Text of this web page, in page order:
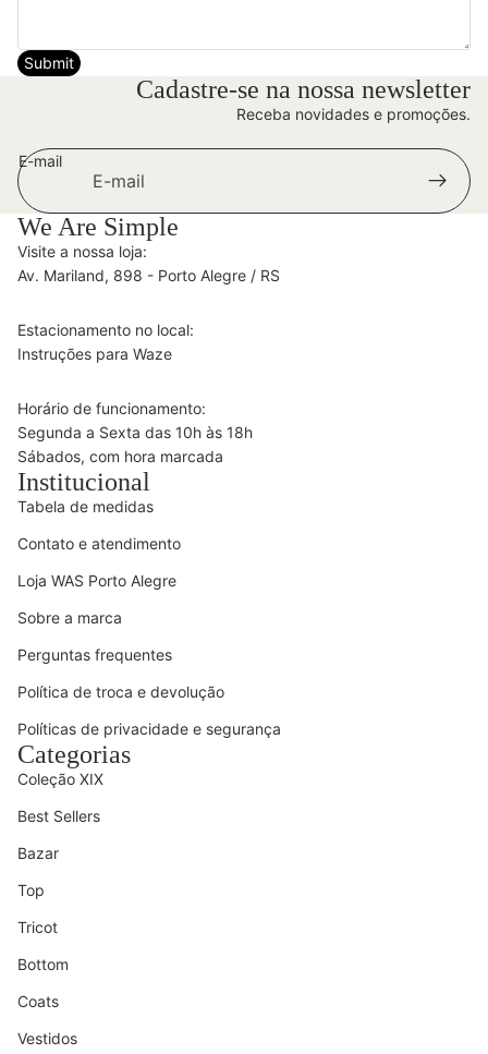
Submit
Cadastre-se na nossa newsletter
Receba novidades e promoções.
E-mail
We Are Simple
Visite a nossa loja:
Av. Mariland, 898 - Porto Alegre / RS
Estacionamento no local:
Instruções para Waze
Horário de funcionamento:
Segunda a Sexta das 10h às 18h
Sábados, com hora marcada
Institucional
Tabela de medidas
Contato e atendimento
Loja WAS Porto Alegre
Sobre a marca
Perguntas frequentes
Política de troca e devolução
Políticas de privacidade e segurança
Categorias
Coleção XIX
Best Sellers
Bazar
Top
Tricot
Bottom
Coats
Vestidos